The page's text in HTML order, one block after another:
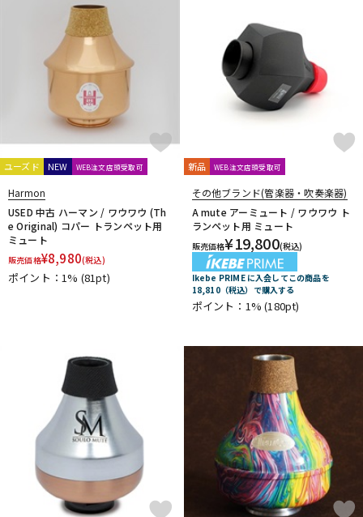
アンプ エフェクター
DJ機器 DTM
楽器アクセサリ
中古 ヴィンテージ
Bobby Dukoff
Boveda
Brass Lab.MOMO
Brasspire Unicorn
Bremner
BRESLMAIR
Brilhart BROPRO BSC
Buescher
Buffet Crampon
buzz
C.C.シャイニーケース Cadeson
Cannonball
CAROL BRASS
Charles Davis
CLARKE
Claude Lakey
Colin Goldie
D'Addario Wood Winds
Dave Guardala
Denis Wick
EMO
FAT CAT
FAXX
FIBRACELL FORESTONE
Francois Louis
GALAX
Galeon GARD BAGS Getzen
Giardinelli
GL CASES
Gottsu
GR
GREG BLACK
H.D.A
Harry Hartmanns
HERCULES
Hetman HORITA HW iO
JET-TONE JK
JM Lubricants
JUPITER
KEY LEAVES
KGU brass
Kikutani KING KOLBL
LA TROMBA LASKEY Lebayle
lefreQue
LOTUS
MARCA
Marcinkiewicz
Marmaduke Martin(管) MB
MEYER
Michael Burke
MK Whistle
MONSTER OIL
Mouthpiece Cafe
Mutio
ユーズド NEW WEB注文店頭受取可
Harmon
USED 中古 ハーマン / ワウワウ (Th
e Original) コパー トランペット用
ミュート
販売価格¥8,980(税込)
ポイント：1% (81pt)
新品 WEB注文店頭受取可
その他ブランド(管楽器・吹奏楽器)
A mute アーミュート / ワウワウ ト
ランペット用 ミュート
販売価格¥19,800(税込)
Ikebe PRIME に入会してこの商品を
18,810（税込）で購入する
ポイント：1%(180pt)